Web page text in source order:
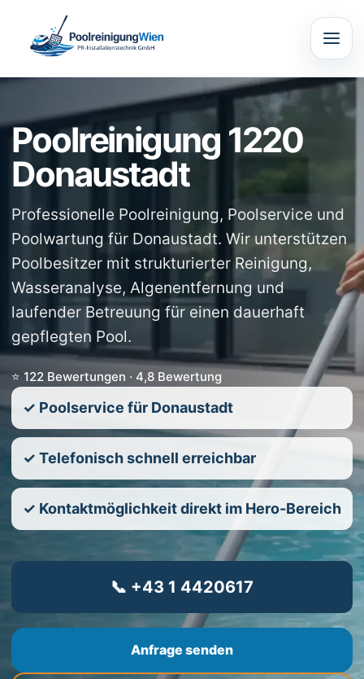
Poolreinigung 1220
Donaustadt
Professionelle Poolreinigung, Poolservice und
Poolwartung für Donaustadt. Wir unterstützen
Poolbesitzer mit strukturierter Reinigung,
Wasseranalyse, Algenentfernung und
laufender Betreuung für einen dauerhaft
gepflegten Pool.
⭐ 122 Bewertungen · 4,8 Bewertung
✓ Poolservice für Donaustadt
✓ Telefonisch schnell erreichbar
✓ Kontaktmöglichkeit direkt im Hero-Bereich
📞 +43 1 4420617
Anfrage senden